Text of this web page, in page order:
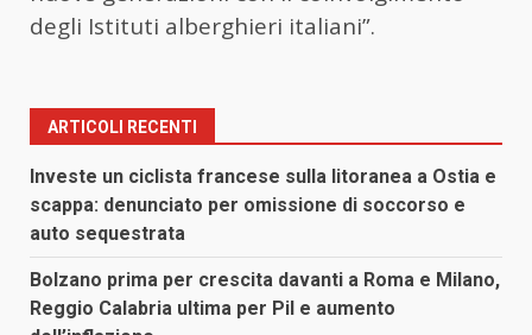
degli Istituti alberghieri italiani”.
ARTICOLI RECENTI
Investe un ciclista francese sulla litoranea a Ostia e
scappa: denunciato per omissione di soccorso e
auto sequestrata
Bolzano prima per crescita davanti a Roma e Milano,
Reggio Calabria ultima per Pil e aumento